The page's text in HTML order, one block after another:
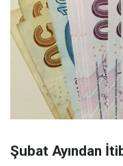
Şubat Ayından